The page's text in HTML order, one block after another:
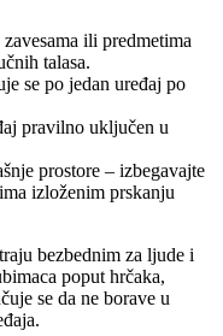
ili predmetima
talasa.
se po jedan uređaj po
pravilno uključen u
prostore – izbegavajte
izloženim prskanju
bezbednim za ljude i
poput hrčaka,
se da ne borave u